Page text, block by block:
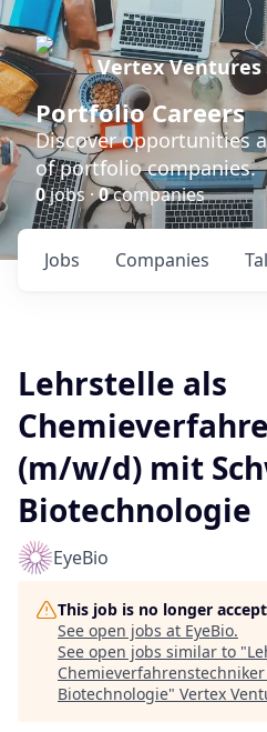
Vertex Ventures
Portfolio Careers
Discover opportunities
of portfolio companies.
0jobs ·0companies
Jobs Companies
Lehrstelle als
(m/w/d) mit
Biotechnologie
EyeBio
This job is no longer
See open jobs at EyeBio.
See open jobs similar to "
Biotechnologie" Vertex